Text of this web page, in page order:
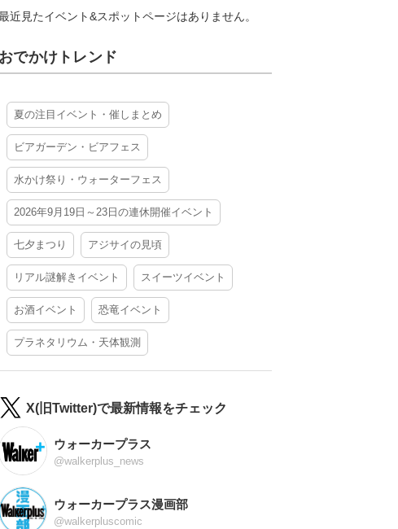
近見たイベント&スポットページはありません。
おでかけトレンド
夏の注目イベント・催しまとめ
ビアガーデン・ビアフェス
水かけ祭り・ウォーターフェス
2026年9月19日～23日の連休開催イベント
七夕まつり アジサイの見頃
リアル謎解きイベント スイーツイベント
お酒イベント 恐竜イベント
プラネタリウム・天体観測
X(旧Twitter)で最新情報をチェック
ウォーカープラス
@walkerplus_news
ウォーカープラス漫画部
@walkerpluscomic